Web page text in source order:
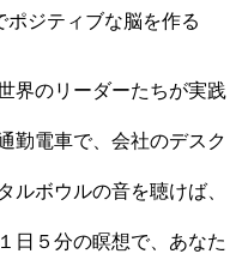
ポジティブな脳を作る
界のリーダーたちが実践
勤電車で、会社のデスク
ルボウルの音を聴けば、
日５分の瞑想で、あなた